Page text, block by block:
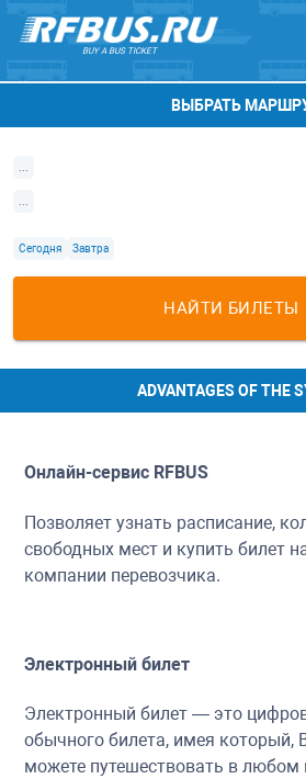
BUY A BUS TICKET
ВЫБРАТЬ
Сегодня Завтра
НАЙТИ БИЛЕТЫ
ADVANTAGES OF THE
Онлайн-сервис RFBUS
Позволяет узнать расписание,
свободных мест и купить билет
компании перевозчика.
Электронный билет
Электронный билет — это
обычного билета, имея который,
можете путешествовать в любом